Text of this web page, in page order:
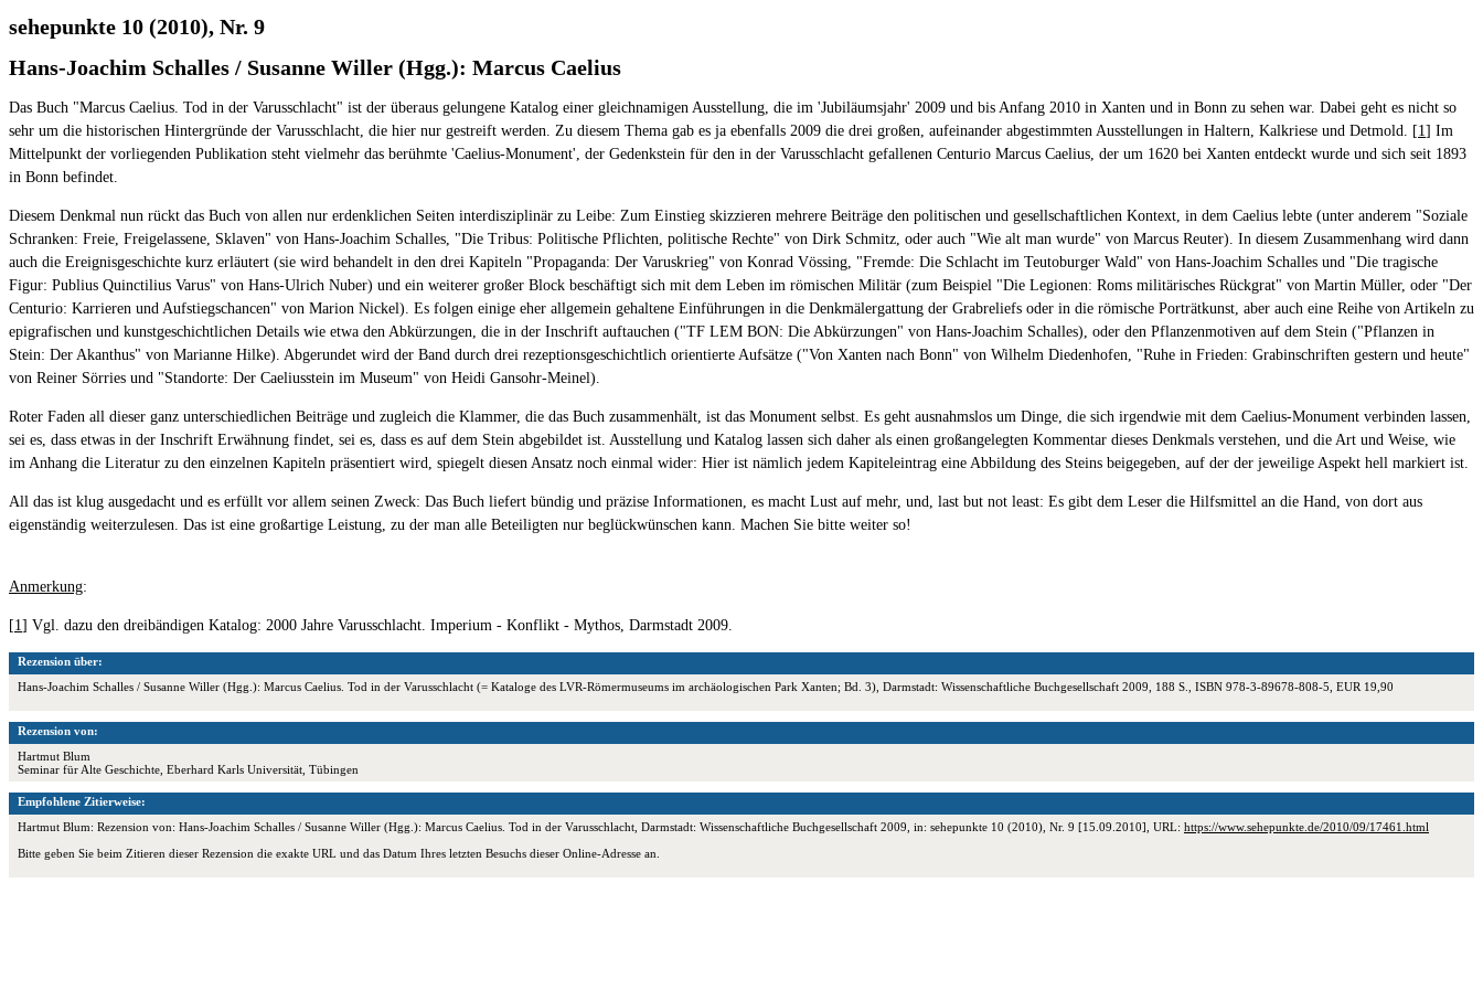
sehepunkte 10 (2010), Nr. 9
Hans-Joachim Schalles / Susanne Willer (Hgg.): Marcus Caelius
Das Buch "Marcus Caelius. Tod in der Varusschlacht" ist der überaus gelungene Katalog einer gleichnamigen Ausstellung, die im 'Jubiläumsjahr' 2009 und bis Anfang 2010 in Xanten und in Bonn zu sehen war. Dabei geht es nicht so
sehr um die historischen Hintergründe der Varusschlacht, die hier nur gestreift werden. Zu diesem Thema gab es ja ebenfalls 2009 die drei großen, aufeinander abgestimmten Ausstellungen in Haltern, Kalkriese und Detmold. [1 ] Im
Mittelpunkt der vorliegenden Publikation steht vielmehr das berühmte 'Caelius-Monument', der Gedenkstein für den in der Varusschlacht gefallenen Centurio Marcus Caelius, der um 1620 bei Xanten entdeckt wurde und sich seit 1893
in Bonn befindet.
Diesem Denkmal nun rückt das Buch von allen nur erdenklichen Seiten interdisziplinär zu Leibe: Zum Einstieg skizzieren mehrere Beiträge den politischen und gesellschaftlichen Kontext, in dem Caelius lebte (unter anderem "Soziale
Schranken: Freie, Freigelassene, Sklaven" von Hans-Joachim Schalles, "Die Tribus: Politische Pflichten, politische Rechte" von Dirk Schmitz, oder auch "Wie alt man wurde" von Marcus Reuter). In diesem Zusammenhang wird dann
auch die Ereignisgeschichte kurz erläutert (sie wird behandelt in den drei Kapiteln "Propaganda: Der Varuskrieg" von Konrad Vössing, "Fremde: Die Schlacht im Teutoburger Wald" von Hans-Joachim Schalles und "Die tragische
Figur: Publius Quinctilius Varus" von Hans-Ulrich Nuber) und ein weiterer großer Block beschäftigt sich mit dem Leben im römischen Militär (zum Beispiel "Die Legionen: Roms militärisches Rückgrat" von Martin Müller, oder "Der
Centurio: Karrieren und Aufstiegschancen" von Marion Nickel). Es folgen einige eher allgemein gehaltene Einführungen in die Denkmälergattung der Grabreliefs oder in die römische Porträtkunst, aber auch eine Reihe von Artikeln zu
epigrafischen und kunstgeschichtlichen Details wie etwa den Abkürzungen, die in der Inschrift auftauchen ("TF LEM BON: Die Abkürzungen" von Hans-Joachim Schalles), oder den Pflanzenmotiven auf dem Stein ("Pflanzen in
Stein: Der Akanthus" von Marianne Hilke). Abgerundet wird der Band durch drei rezeptionsgeschichtlich orientierte Aufsätze ("Von Xanten nach Bonn" von Wilhelm Diedenhofen, "Ruhe in Frieden: Grabinschriften gestern und heute"
von Reiner Sörries und "Standorte: Der Caeliusstein im Museum" von Heidi Gansohr-Meinel).
Roter Faden all dieser ganz unterschiedlichen Beiträge und zugleich die Klammer, die das Buch zusammenhält, ist das Monument selbst. Es geht ausnahmslos um Dinge, die sich irgendwie mit dem Caelius-Monument verbinden lassen,
sei es, dass etwas in der Inschrift Erwähnung findet, sei es, dass es auf dem Stein abgebildet ist. Ausstellung und Katalog lassen sich daher als einen großangelegten Kommentar dieses Denkmals verstehen, und die Art und Weise, wie
im Anhang die Literatur zu den einzelnen Kapiteln präsentiert wird, spiegelt diesen Ansatz noch einmal wider: Hier ist nämlich jedem Kapiteleintrag eine Abbildung des Steins beigegeben, auf der der jeweilige Aspekt hell markiert ist.
All das ist klug ausgedacht und es erfüllt vor allem seinen Zweck: Das Buch liefert bündig und präzise Informationen, es macht Lust auf mehr, und, last but not least: Es gibt dem Leser die Hilfsmittel an die Hand, von dort aus
eigenständig weiterzulesen. Das ist eine großartige Leistung, zu der man alle Beteiligten nur beglückwünschen kann. Machen Sie bitte weiter so!
Anmerkung:
[1 ] Vgl. dazu den dreibändigen Katalog: 2000 Jahre Varusschlacht. Imperium - Konflikt - Mythos, Darmstadt 2009.
Rezension über:
Hans-Joachim Schalles / Susanne Willer (Hgg.): Marcus Caelius. Tod in der Varusschlacht (= Kataloge des LVR-Römermuseums im archäologischen Park Xanten; Bd. 3), Darmstadt: Wissenschaftliche Buchgesellschaft 2009, 188 S., ISBN 978-3-89678-808-5, EUR 19,90
Rezension von:
Hartmut Blum
Seminar für Alte Geschichte, Eberhard Karls Universität, Tübingen
Empfohlene Zitierweise:
Hartmut Blum: Rezension von: Hans-Joachim Schalles / Susanne Willer (Hgg.): Marcus Caelius. Tod in der Varusschlacht, Darmstadt: Wissenschaftliche Buchgesellschaft 2009, in: sehepunkte 10 (2010), Nr. 9 [15.09.2010], URL: https://www.sehepunkte.de/2010/09/17461.html
Bitte geben Sie beim Zitieren dieser Rezension die exakte URL und das Datum Ihres letzten Besuchs dieser Online-Adresse an.